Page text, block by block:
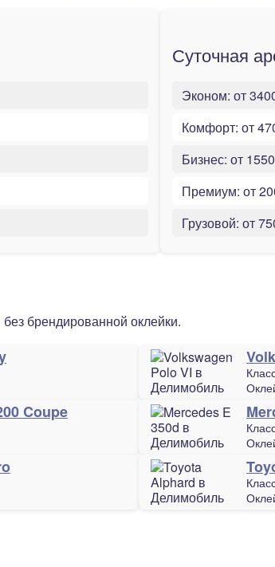
Суточная
Эконом: от
Комфорт: от
Бизнес: от
Премиум: от
Грузовой: от
брендированной оклейки.
Coupe